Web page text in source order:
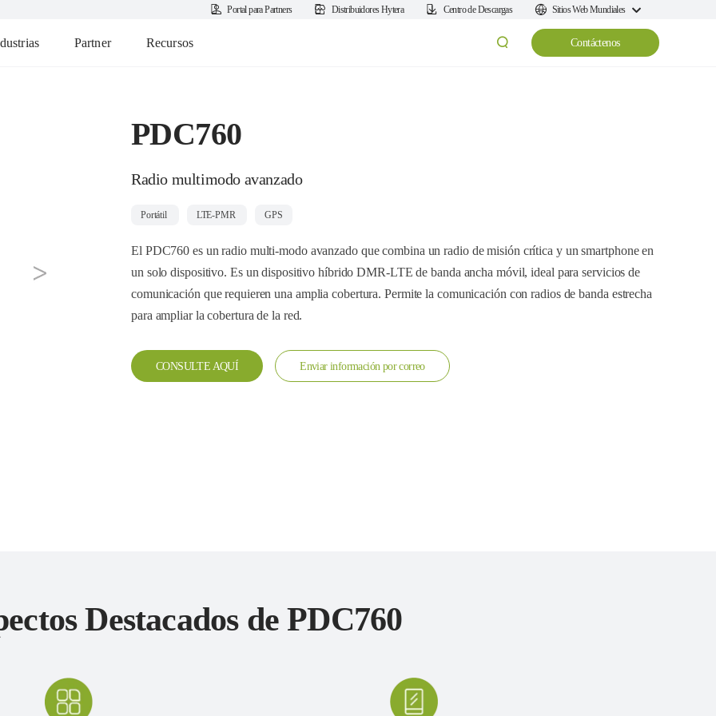
Portal para Partners Distribuidores Hytera Centro de Descargas Sitios Web Mundiales
Partner Recursos Contáctenos
next
PDC760
Radio multimodo avanzado
Portátil LTE-PMR GPS
El PDC760 es un radio multi-modo avanzado que combina un radio de misión crítica y un smartphone en
un solo dispositivo. Es un dispositivo híbrido DMR-LTE de banda ancha móvil, ideal para servicios de
comunicación que requieren una amplia cobertura. Permite la comunicación con radios de banda estrecha
para ampliar la cobertura de la red.
CONSULTE AQUÍ Enviar información por correo
Destacados de PDC760